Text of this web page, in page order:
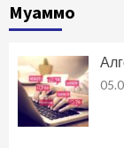
Муаммо